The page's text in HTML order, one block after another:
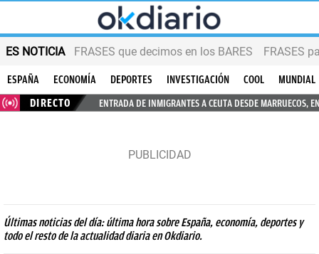
ES NOTICIA FRASES que decimos en los BARES FRASES
ESPAÑA ECONOMÍA DEPORTES INVESTIGACIÓN COOL
MUNDIAL
DIRECTO
ENTRADA DE INMIGRANTES A CEUTA DESDE MARRUECOS,
Últimas noticias del día: última hora sobre España, economía, deportes y
todo el resto de la actualidad diaria en Okdiario.